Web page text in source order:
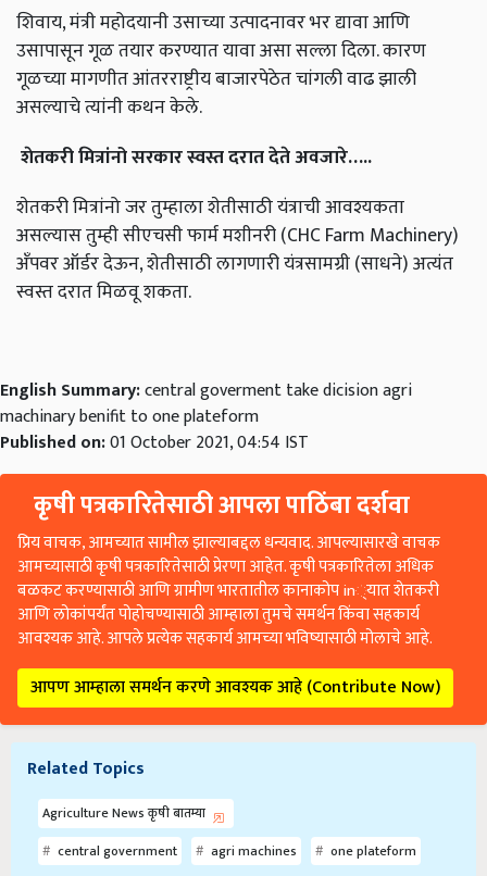
शिवाय, मंत्री महोदयानी उसाच्या उत्पादनावर भर द्यावा आणि
उसापासून गूळ तयार करण्यात यावा असा सल्ला दिला. कारण
गूळच्या मागणीत आंतरराष्ट्रीय बाजारपेठेत चांगली वाढ झाली
असल्याचे त्यांनी कथन केले.
शेतकरीमित्रांनोसरकारस्वस्तदरातदेतेअवजारे…..
शेतकरी मित्रांनो जर तुम्हाला शेतीसाठी यंत्राची आवश्यकता
असल्यास तुम्ही सीएचसी फार्म मशीनरी (CHC Farm Machinery)
अँपवर ऑर्डर देऊन, शेतीसाठी लागणारी यंत्रसामग्री (साधने) अत्यंत
स्वस्त दरात मिळवू शकता.
English Summary:central goverment take dicision agri
machinary benifit to one plateform
Published on:01 October 2021, 04:54 IST
कृषी पत्रकारितेसाठी आपला पाठिंबा दर्शवा
प्रिय वाचक, आमच्यात सामील झाल्याबद्दल धन्यवाद. आपल्यासारखे वाचक
आमच्यासाठी कृषी पत्रकारितेसाठी प्रेरणा आहेत. कृषी पत्रकारितेला अधिक
बळकट करण्यासाठी आणि ग्रामीण भारतातील कानाकोप in्यात शेतकरी
आणि लोकांपर्यंत पोहोचण्यासाठी आम्हाला तुमचे समर्थन किंवा सहकार्य
आवश्यक आहे. आपले प्रत्येक सहकार्य आमच्या भविष्यासाठी मोलाचे आहे.
आपण आम्हाला समर्थन करणे आवश्यक आहे (Contribute Now)
Related Topics
Agriculture News कृषी बातम्या
central government
agri machines one plateform